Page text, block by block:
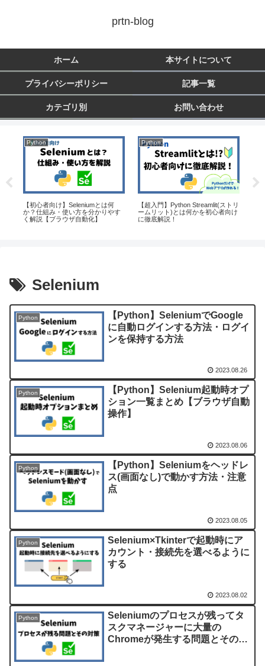
prtn-blog
ホーム 本サイトについて
プライバシーポリシー 記事一覧
カテゴリ別 お問い合わせ
Python
【初心者向け】Seleniumとは何
か？仕組み・使い方を分かりやす
く解説【ブラウザ自動化】
Python
【超入門】Python Streamlit(ストリ
ームリット)とは何かを初心者向け
に徹底解説！
Selenium
Python
【Python】SeleniumでGoogle
に自動ログインする方法・ログイ
ンを保持する方法
2023.08.26
Python
【Python】Selenium起動時オプ
ション一覧まとめ【ブラウザ自動
操作】
2023.08.06
Python
【Python】Seleniumをヘッドレ
ス(画面なし)で動かす方法・注意
点
2023.08.05
Python
Selenium×Tkinterで起動時にア
カウント・接続先を選べるように
する
2023.08.02
Python
Seleniumのプロセスが残ってタ
スクマネージャーに大量の
Chromeが発生する問題とその解